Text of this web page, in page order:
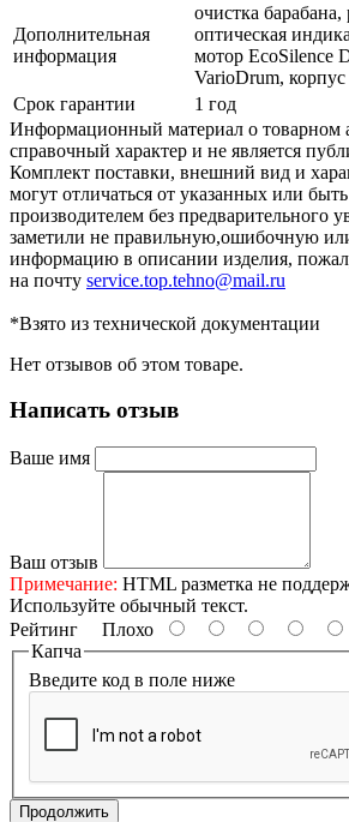
Дополнительная
информация
очистка
оптическая
мотор EcoSilence
VarioDrum,
Срок гарантии
1 год
Информационный материал о товарном
справочный характер и не является
Комплект поставки, внешний вид и
могут отличаться от указанных или
производителем без предварительного
заметили не правильную,ошибочную
информацию в описании изделия,
на почту service.top.tehno@mail.ru
*Взято из технической документации
Нет отзывов об этом товаре.
Написать отзыв
Ваше имя
Ваш отзыв
Примечание: HTML разметка не
Используйте обычный текст.
Рейтинг Плохо
Капча
Введите код в поле ниже
Продолжить